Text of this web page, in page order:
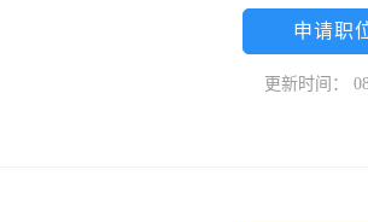
申请职
更新时间：